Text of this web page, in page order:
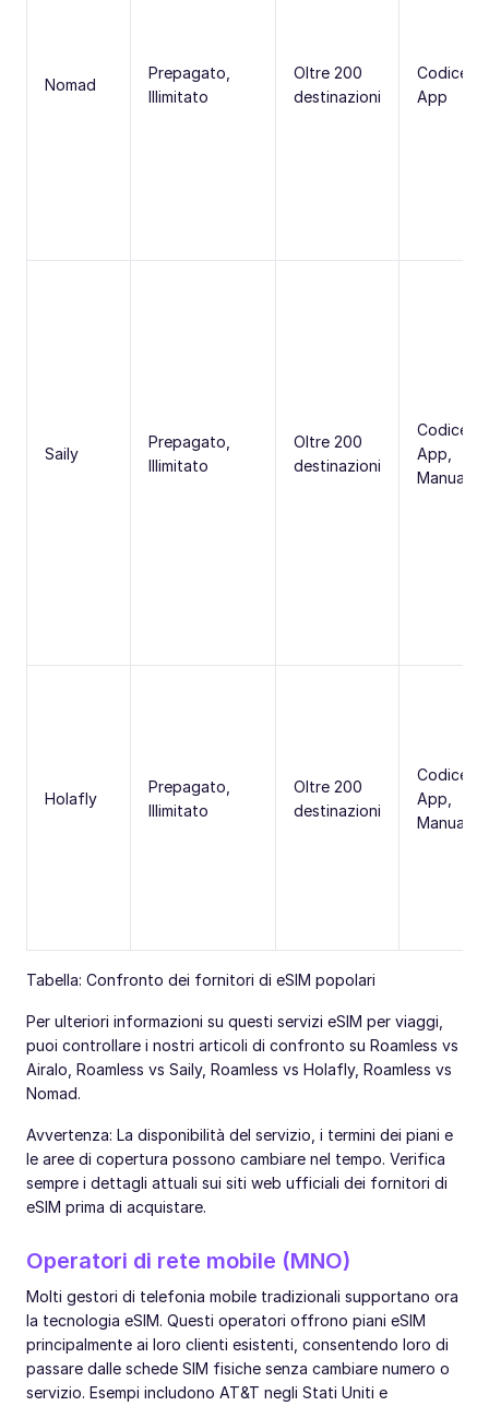
Nomad
Prepagato,
Illimitato
Oltre 200
destinazioni
Codice
App
Saily
Prepagato,
Illimitato
Oltre 200
destinazioni
Codice
App,
Manuale
Holafly
Prepagato,
Illimitato
Oltre 200
destinazioni
Codice
App,
Manuale
Tabella: Confronto dei fornitori di eSIM popolari
Per ulteriori informazioni su questi servizi eSIM per viaggi,
puoi controllare i nostri articoli di confronto su Roamless vs
Airalo, Roamless vs Saily, Roamless vs Holafly, Roamless vs
Nomad.
Avvertenza: La disponibilità del servizio, i termini dei piani e
le aree di copertura possono cambiare nel tempo. Verifica
sempre i dettagli attuali sui siti web ufficiali dei fornitori di
eSIM prima di acquistare.
Operatori di rete mobile (MNO)
Molti gestori di telefonia mobile tradizionali supportano ora
la tecnologia eSIM. Questi operatori offrono piani eSIM
principalmente ai loro clienti esistenti, consentendo loro di
passare dalle schede SIM fisiche senza cambiare numero o
servizio. Esempi includono AT&T negli Stati Uniti e